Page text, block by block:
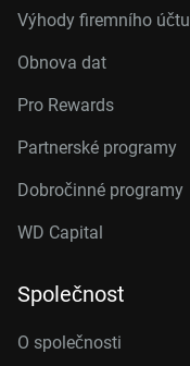
Výhody firemního účtu
Obnova dat
Pro Rewards
Partnerské programy
Dobročinné programy
WD Capital
Společnost
O společnosti